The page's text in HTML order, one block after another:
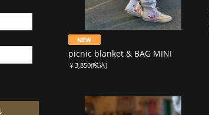
picnic blanket & BAG MINI
￥3,850(税込)